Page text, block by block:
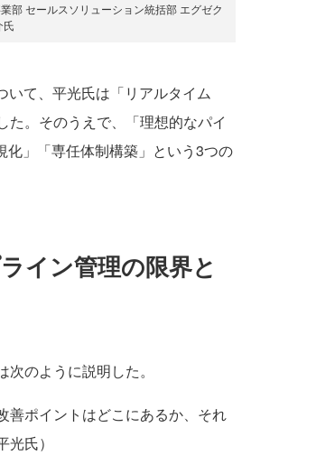
部 セールスソリューション統括部 エグゼク
氏
て、平光氏は「リアルタイム
。そのうえで、「理想的なパイ
」「専任体制構築」という3つの
イン管理の限界と
のように説明した。
善ポイントはどこにあるか、それ
氏）